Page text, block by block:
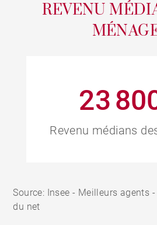
REVENU
23
Revenu médians
Source: Insee - Meilleurs agents
du net